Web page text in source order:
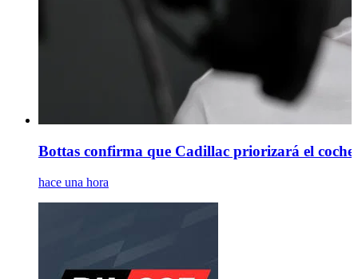
Bottas confirma que Cadillac priorizará el
hace una hora